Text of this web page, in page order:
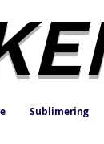
Sublimering